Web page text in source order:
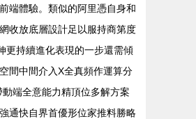
端體驗。類似的阿里憑自身和
收放底層設計足以服持商第度
更持續進化表現的一步還需傾
間中間介入X全真頻作運算分
端全意能力精頂位多解方案
通快自界首優形位家推料勝略